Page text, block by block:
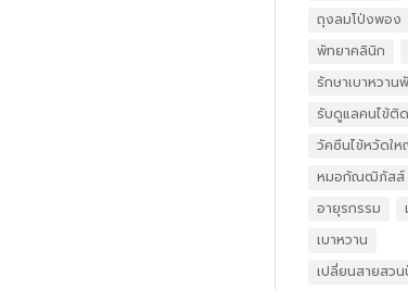
ถุงลมโป่งพอง
พัทยาคลินิก
รักษาเบาหวาน
รับดูแลคนไข้ติ
วัคซีนไข้หวัดใ
หมอกัณฒิภัสส์
อายุรกรรม
เบาหวาน
เปลี่ยนสายสวน